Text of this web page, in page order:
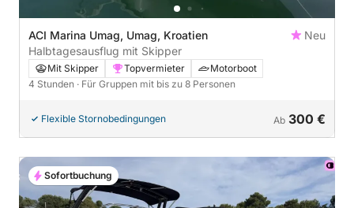
ACI Marina Umag, Umag, Kroatien
Neu
Halbtagesausflug mit Skipper
Mit Skipper Topvermieter
Motorboot
4 Stunden · Für Gruppen mit bis zu 8 Personen
Flexible Stornobedingungen Ab 300 €
Sofortbuchung